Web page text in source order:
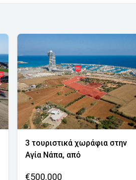
3 τουριστικά χωράφια στην
Αγία Νάπα, από
€500.000